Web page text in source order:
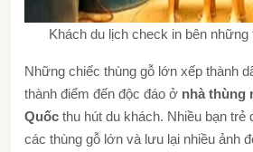
Khách du lịch check in bên những
Những chiếc thùng gỗ lớn xếp thành
thành điểm đến độc đáo ở nhà thùng
Quốc thu hút du khách. Nhiều bạn trẻ
các thùng gỗ lớn và lưu lại nhiều ảnh